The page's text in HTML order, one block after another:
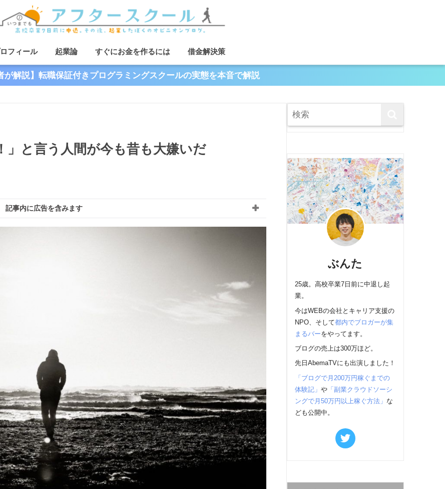
フィール 起業論 すぐにお金を作るには 借金解決策
が解説】転職保証付きプログラミングスクールの実態を本音で解説
」と言う人間が今も昔も大嫌いだ
記事内に広告を含みます
ぶんた
25歳。高校卒業7日前に中退し起
業。
今はWEBの会社とキャリア支援の
NPO、そして都内でブロガーが集
まるバーをやってます。
ブログの売上は300万ほど。
先日AbemaTVにも出演しました！
「ブログで月200万円稼ぐまでの
体験記」 や「副業クラウドソーシ
ングで月50万円以上稼ぐ方法」 な
ども公開中。